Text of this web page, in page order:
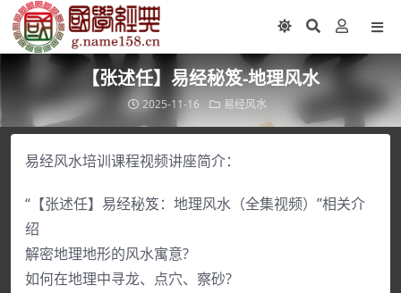
【张述任】易经秘笈-地理风水
2025-11-16 易经风水
易经风水培训课程视频讲座简介：
“【张述任】易经秘笈：地理风水（全集视频）”相关介
绍
解密地理地形的风水寓意?
如何在地理中寻龙、点穴、察砂?